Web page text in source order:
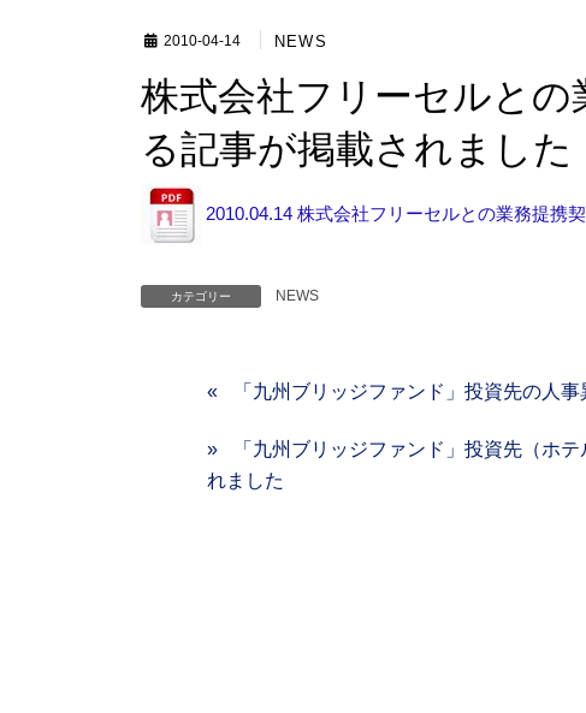
2010-04-14 NEWS
株式会社フリーセルとの業務提携契約締結に関す
る記事が掲載されました
2010.04.14 株式会社フリーセルとの業務提携
カテゴリー NEWS
「九州ブリッジファンド」投資先の人
「九州ブリッジファンド」投資先（ホ
れました